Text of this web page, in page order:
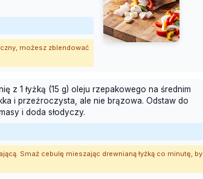
możesz zblendować
z 1 łyżką (15 g) oleju rzepakowego na średnim
i przeźroczysta, ale nie brązowa. Odstaw do
i doda słodyczy.
Smaż cebulę mieszając drewnianą łyżką co minutę, by